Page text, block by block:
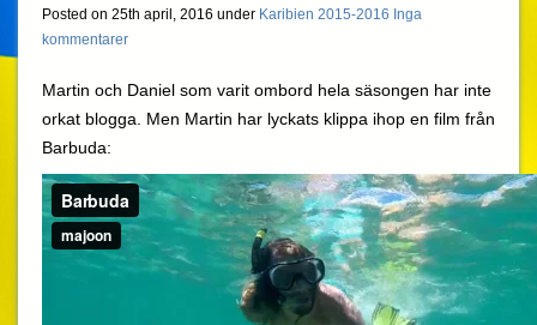
Posted on 25th april, 2016 under Karibien 2015-2016 Inga
kommentarer
Martin och Daniel som varit ombord hela säsongen har inte
orkat blogga. Men Martin har lyckats klippa ihop en film från
Barbuda: